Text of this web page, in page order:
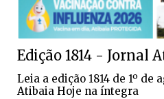
Edição 1814 - Jornal
Leia a edição 1814 de 1º de
Atibaia Hoje na íntegra